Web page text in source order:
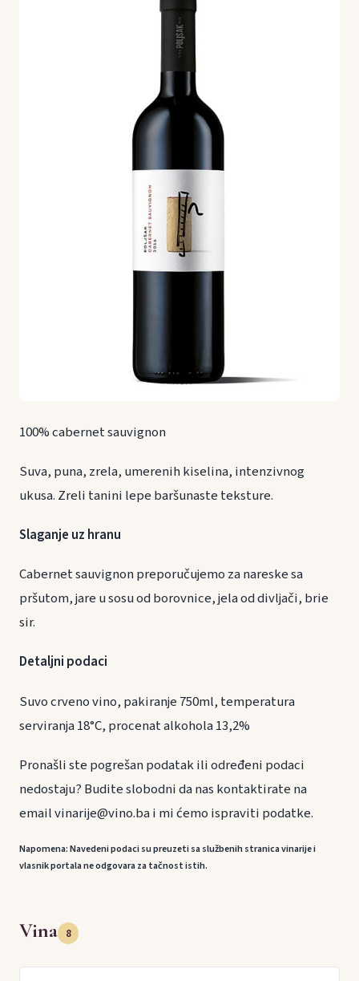
100% cabernet sauvignon
Suva, puna, zrela, umerenih kiselina, intenzivnog
ukusa. Zreli tanini lepe baršunaste teksture.
Slaganje uz hranu
Cabernet sauvignon preporučujemo za nareske sa
pršutom, jare u sosu od borovnice, jela od divljači, brie
sir.
Detaljni podaci
Suvo crveno vino, pakiranje 750ml, temperatura
serviranja 18°C, procenat alkohola 13,2%
Pronašli ste pogrešan podatak ili određeni podaci
nedostaju? Budite slobodni da nas kontaktirate na
email vinarije@vino.ba i mi ćemo ispraviti podatke.
Napomena: Navedeni podaci su preuzeti sa službenih stranica vinarije i
vlasnik portala ne odgovara za tačnost istih.
Vina 8